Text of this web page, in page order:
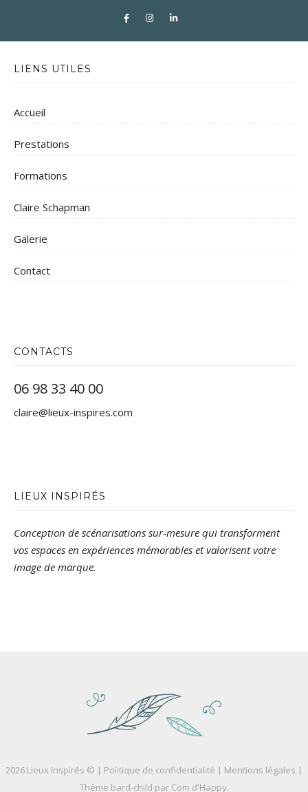
LIENS UTILES
Accueil
Prestations
Formations
Claire Schapman
Galerie
Contact
CONTACTS
06 98 33 40 00
claire@lieux-inspires.com
LIEUX INSPIRÉS
Conception de scénarisations sur-mesure qui transforment
vos espaces en expériences mémorables et valorisent votre
image de marque.
2026 Lieux Inspirés © | Politique de confidentialité | Mentions légales |
Thème bard-child par Com d'Happy.